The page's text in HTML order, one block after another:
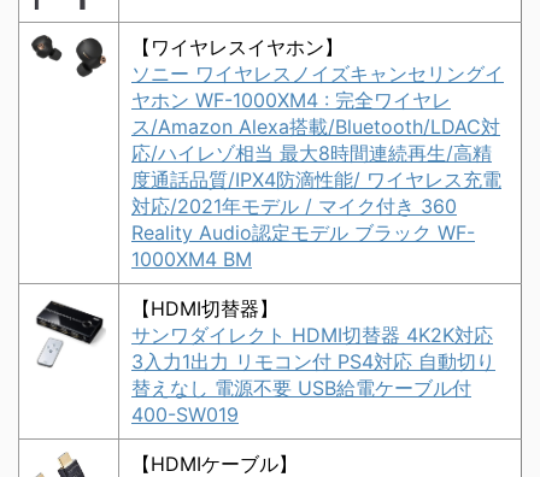
【ワイヤレスイヤホン】
ソニー ワイヤレスノイズキャンセリングイ
ヤホン WF-1000XM4 : 完全ワイヤレ
ス/Amazon Alexa搭載/Bluetooth/LDAC対
応/ハイレゾ相当 最大8時間連続再生/高精
度通話品質/IPX4防滴性能/ ワイヤレス充電
対応/2021年モデル / マイク付き 360
Reality Audio認定モデル ブラック WF-
1000XM4 BM
【HDMI切替器】
サンワダイレクト HDMI切替器 4K2K対応
3入力1出力 リモコン付 PS4対応 自動切り
替えなし 電源不要 USB給電ケーブル付
400-SW019
【HDMIケーブル】